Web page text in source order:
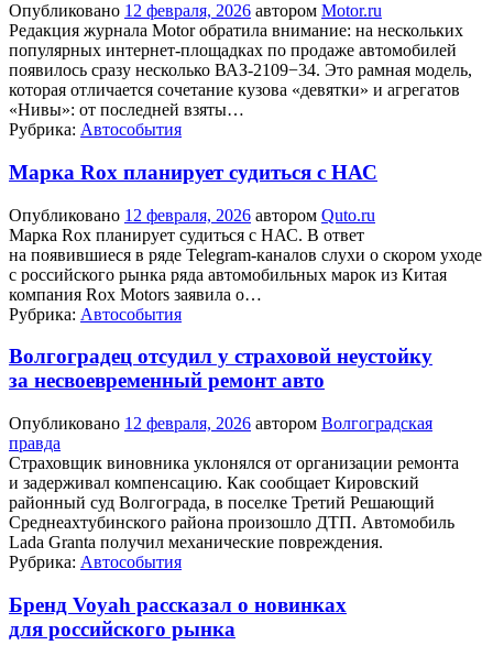
Опубликовано 12 февраля, 2026 автором Motor.ru
Редакция журнала Motor обратила внимание: на нескольких
популярных интернет-площадках по продаже автомобилей
появилось сразу несколько ВАЗ-2109−34. Это рамная модель,
которая отличается сочетание кузова «девятки» и агрегатов
«Нивы»: от последней взяты…
Рубрика: Автособытия
Марка Rox планирует судиться с НАС
Опубликовано 12 февраля, 2026 автором Quto.ru
Марка Rox планирует судиться с НАС. В ответ
на появившиеся в ряде Telegram-каналов слухи о скором уходе
с российского рынка ряда автомобильных марок из Китая
компания Rox Motors заявила о…
Рубрика: Автособытия
Волгоградец отсудил у страховой неустойку
за несвоевременный ремонт авто
Опубликовано 12 февраля, 2026 автором Волгоградская
правда
Страховщик виновника уклонялся от организации ремонта
и задерживал компенсацию. Как сообщает Кировский
районный суд Волгограда, в поселке Третий Решающий
Среднеахтубинского района произошло ДТП. Автомобиль
Lada Granta получил механические повреждения.
Рубрика: Автособытия
Бренд Voyah рассказал о новинках
для российского рынка